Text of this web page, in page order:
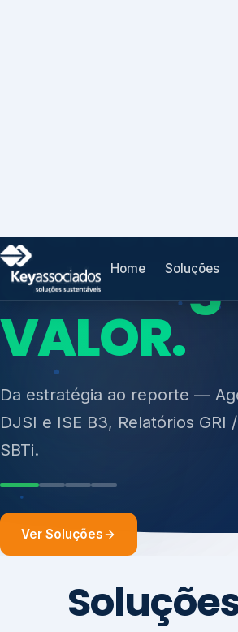
protege
negócio.
Consultoria, auditoria e
ISO 27701, ISO 42001, ISO
14001, ISO 45001, ONA e
sólidos (PGRS/PMGRS).
Índices de Mercado
Mudanças Climáticas
Reputação e Cadeia
Ver Soluções